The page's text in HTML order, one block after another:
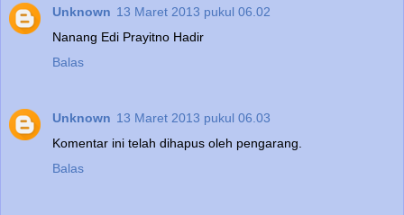
Unknown 13 Maret 2013 pukul 06.02
Nanang Edi Prayitno Hadir
Balas
Unknown 13 Maret 2013 pukul 06.03
Komentar ini telah dihapus oleh pengarang.
Balas